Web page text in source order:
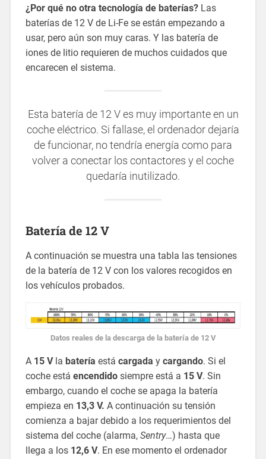
¿Por qué no otra tecnología de baterías? Las
baterías de 12 V de Li-Fe se están empezando a
usar, pero aún son muy caras. Y las batería de
iones de litio requieren de muchos cuidados que
encarecen el sistema.
Esta batería de 12 V es muy importante en un
coche eléctrico. Si fallase, el ordenador dejaría
de funcionar, no tendría energía como para
volver a conectar los contactores y el coche
quedaría inutilizado.
Batería de 12 V
A continuación se muestra una tabla las tensiones
de la batería de 12 V con los valores recogidos en
los vehículos probados.
Datos reales de la descarga de la batería de 12 V
A 15 Vla batería está cargada y cargando. Si el
coche está encendidosiempre está a 15 V. Sin
embargo, cuando el coche se apaga la batería
empieza en 13,3 V. A continuación su tensión
comienza a bajar debido a los requerimientos del
sistema del coche (alarma, Sentry…) hasta que
llega a los 12,6 V. En ese momento el ordenador